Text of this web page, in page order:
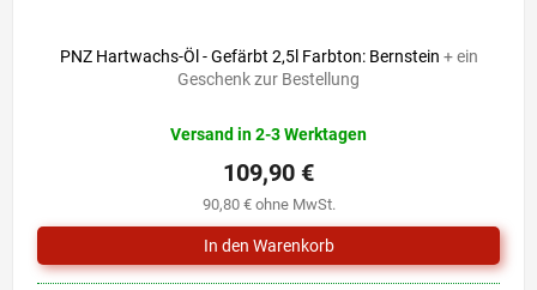
PNZ Hartwachs-Öl - Gefärbt 2,5l Farbton: Bernstein + ein
Geschenk zur Bestellung
Versand in 2-3 Werktagen
90,80 € ohne MwSt.
109,90 €